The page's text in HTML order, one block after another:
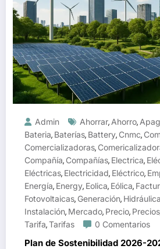
Admin Ahorrar, Ahorro,
Bateria, Baterías, Battery, Cnmc,
Comercializadoras,
Compañía, Compañías, Electrica,
Eléctricas, Electricidad, Eléctrico,
Energía, Energy, Eolica, Eólica,
Fotovoltaicas, Generación, Hidráulica
Instalación, Mercado, Precio, Precios
Tarifa,Tarifas 0 Comentarios
Plan de Sostenibilidad 2026-